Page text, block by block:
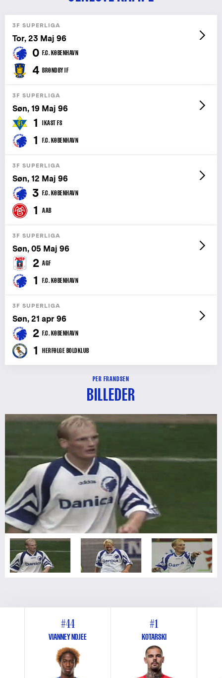
3F SUPERLIGA
Tor, 23 Maj 96
0 F.C. KØBENHAVN
4 BRØNDBY IF
3F SUPERLIGA
Søn, 19 Maj 96
1 IKAST FS
1 F.C. KØBENHAVN
3F SUPERLIGA
Søn, 12 Maj 96
3 F.C. KØBENHAVN
1 AAB
3F SUPERLIGA
Søn, 05 Maj 96
2 AGF
1 F.C. KØBENHAVN
3F SUPERLIGA
Søn, 21 apr 96
2 F.C. KØBENHAVN
1 HERFØLGE BOLDKLUB
PER FRANDSEN
BILLEDER
#44
VIANNEY NDJEE
#1
KOTARSKI